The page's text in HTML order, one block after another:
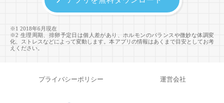
※1 2018年6月現在
※2 生理周期、排卵予定日は個人差があり、ホルモンのバランスや微妙な体調変
化、ストレスなどによって変動します。本アプリの情報はあくまで目安としてお考
えください。
プライバシーポリシー 運営会社